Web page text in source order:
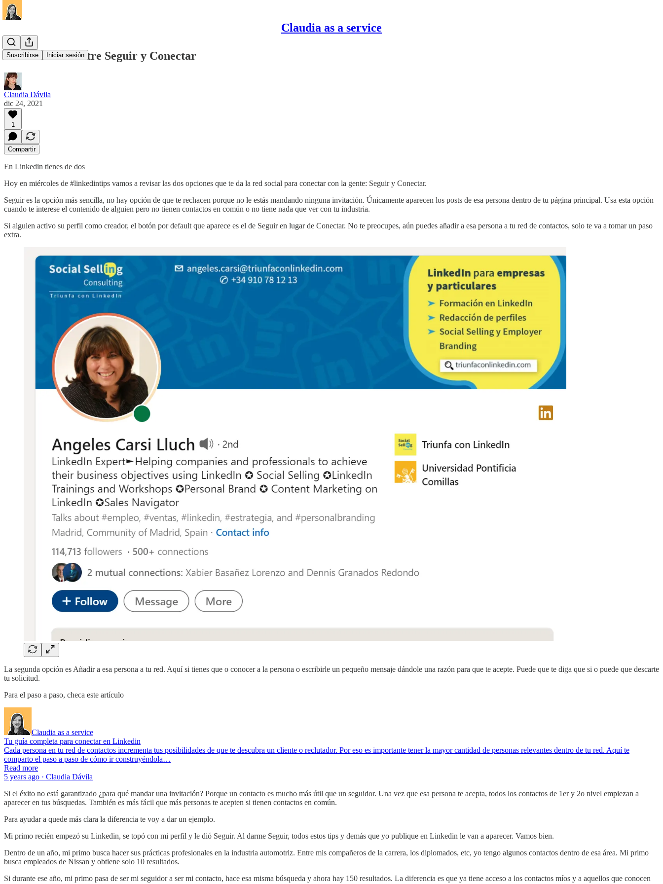
Claudia as a service
Suscribirse Iniciar sesión
La diferencia entre Seguir y Conectar
Claudia Dávila
dic 24, 2021
1
Compartir
En Linkedin tienes de dos
Hoy en miércoles de #linkedintips vamos a revisar las dos opciones que te da la red social para conectar con la gente: Seguir y Conectar.
Seguir es la opción más sencilla, no hay opción de que te rechacen porque no le estás mandando ninguna invitación. Únicamente aparecen los posts de esa persona dentro de tu página principal. Usa esta opción
cuando te interese el contenido de alguien pero no tienen contactos en común o no tiene nada que ver con tu industria.
Si alguien activo su perfil como creador, el botón por default que aparece es el de Seguir en lugar de Conectar. No te preocupes, aún puedes añadir a esa persona a tu red de contactos, solo te va a tomar un paso
extra.
La segunda opción es Añadir a esa persona a tu red. Aquí si tienes que o conocer a la persona o escribirle un pequeño mensaje dándole una razón para que te acepte. Puede que te diga que si o puede que descarte
tu solicitud.
Para el paso a paso, checa este artículo
Claudia as a service
Tu guía completa para conectar en Linkedin
Cada persona en tu red de contactos incrementa tus posibilidades de que te descubra un cliente o reclutador. Por eso es importante tener la mayor cantidad de personas relevantes dentro de tu red. Aquí te
comparto el paso a paso de cómo ir construyéndola…
Read more
5 years ago · Claudia Dávila
Si el éxito no está garantizado ¿para qué mandar una invitación? Porque un contacto es mucho más útil que un seguidor. Una vez que esa persona te acepta, todos los contactos de 1er y 2o nivel empiezan a
aparecer en tus búsquedas. También es más fácil que más personas te acepten si tienen contactos en común.
Para ayudar a quede más clara la diferencia te voy a dar un ejemplo.
Mi primo recién empezó su Linkedin, se topó con mi perfil y le dió Seguir. Al darme Seguir, todos estos tips y demás que yo publique en Linkedin le van a aparecer. Vamos bien.
Dentro de un año, mi primo busca hacer sus prácticas profesionales en la industria automotriz. Entre mis compañeros de la carrera, los diplomados, etc, yo tengo algunos contactos dentro de esa área. Mi primo
busca empleados de Nissan y obtiene solo 10 resultados.
Si durante ese año, mi primo pasa de ser mi seguidor a ser mi contacto, hace esa misma búsqueda y ahora hay 150 resultados. La diferencia es que ya tiene acceso a los contactos míos y a aquellos que conocen